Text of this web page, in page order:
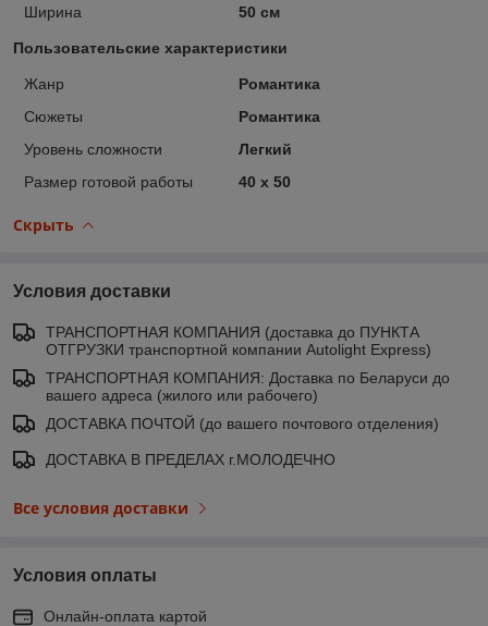
Ширина
50 см
Пользовательские характеристики
Жанр
Романтика
Сюжеты
Романтика
Уровень сложности
Легкий
Размер готовой работы
40 x 50
Скрыть
Условия доставки
ТРАНСПОРТНАЯ КОМПАНИЯ (доставка до ПУНКТА
ОТГРУЗКИ транспортной компании Autolight Express)
ТРАНСПОРТНАЯ КОМПАНИЯ: Доставка по Беларуси до
вашего адреса (жилого или рабочего)
ДОСТАВКА ПОЧТОЙ (до вашего почтового отделения)
ДОСТАВКА В ПРЕДЕЛАХ г.МОЛОДЕЧНО
Все условия доставки
Условия оплаты
Онлайн-оплата картой